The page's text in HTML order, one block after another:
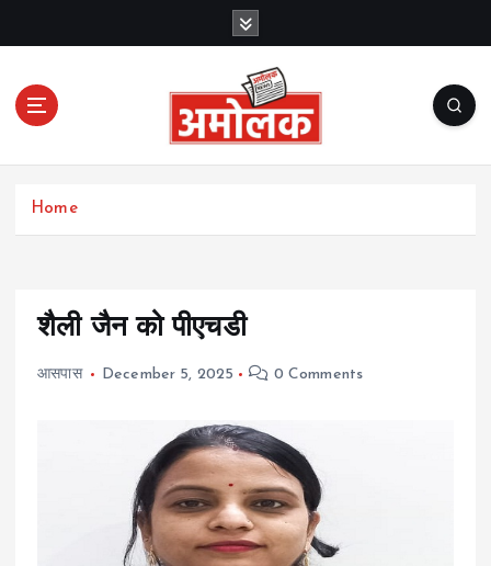
c
Amolak News
Home
शैली जैन को पीएचडी
आसपास December 5, 2025 0 Comments